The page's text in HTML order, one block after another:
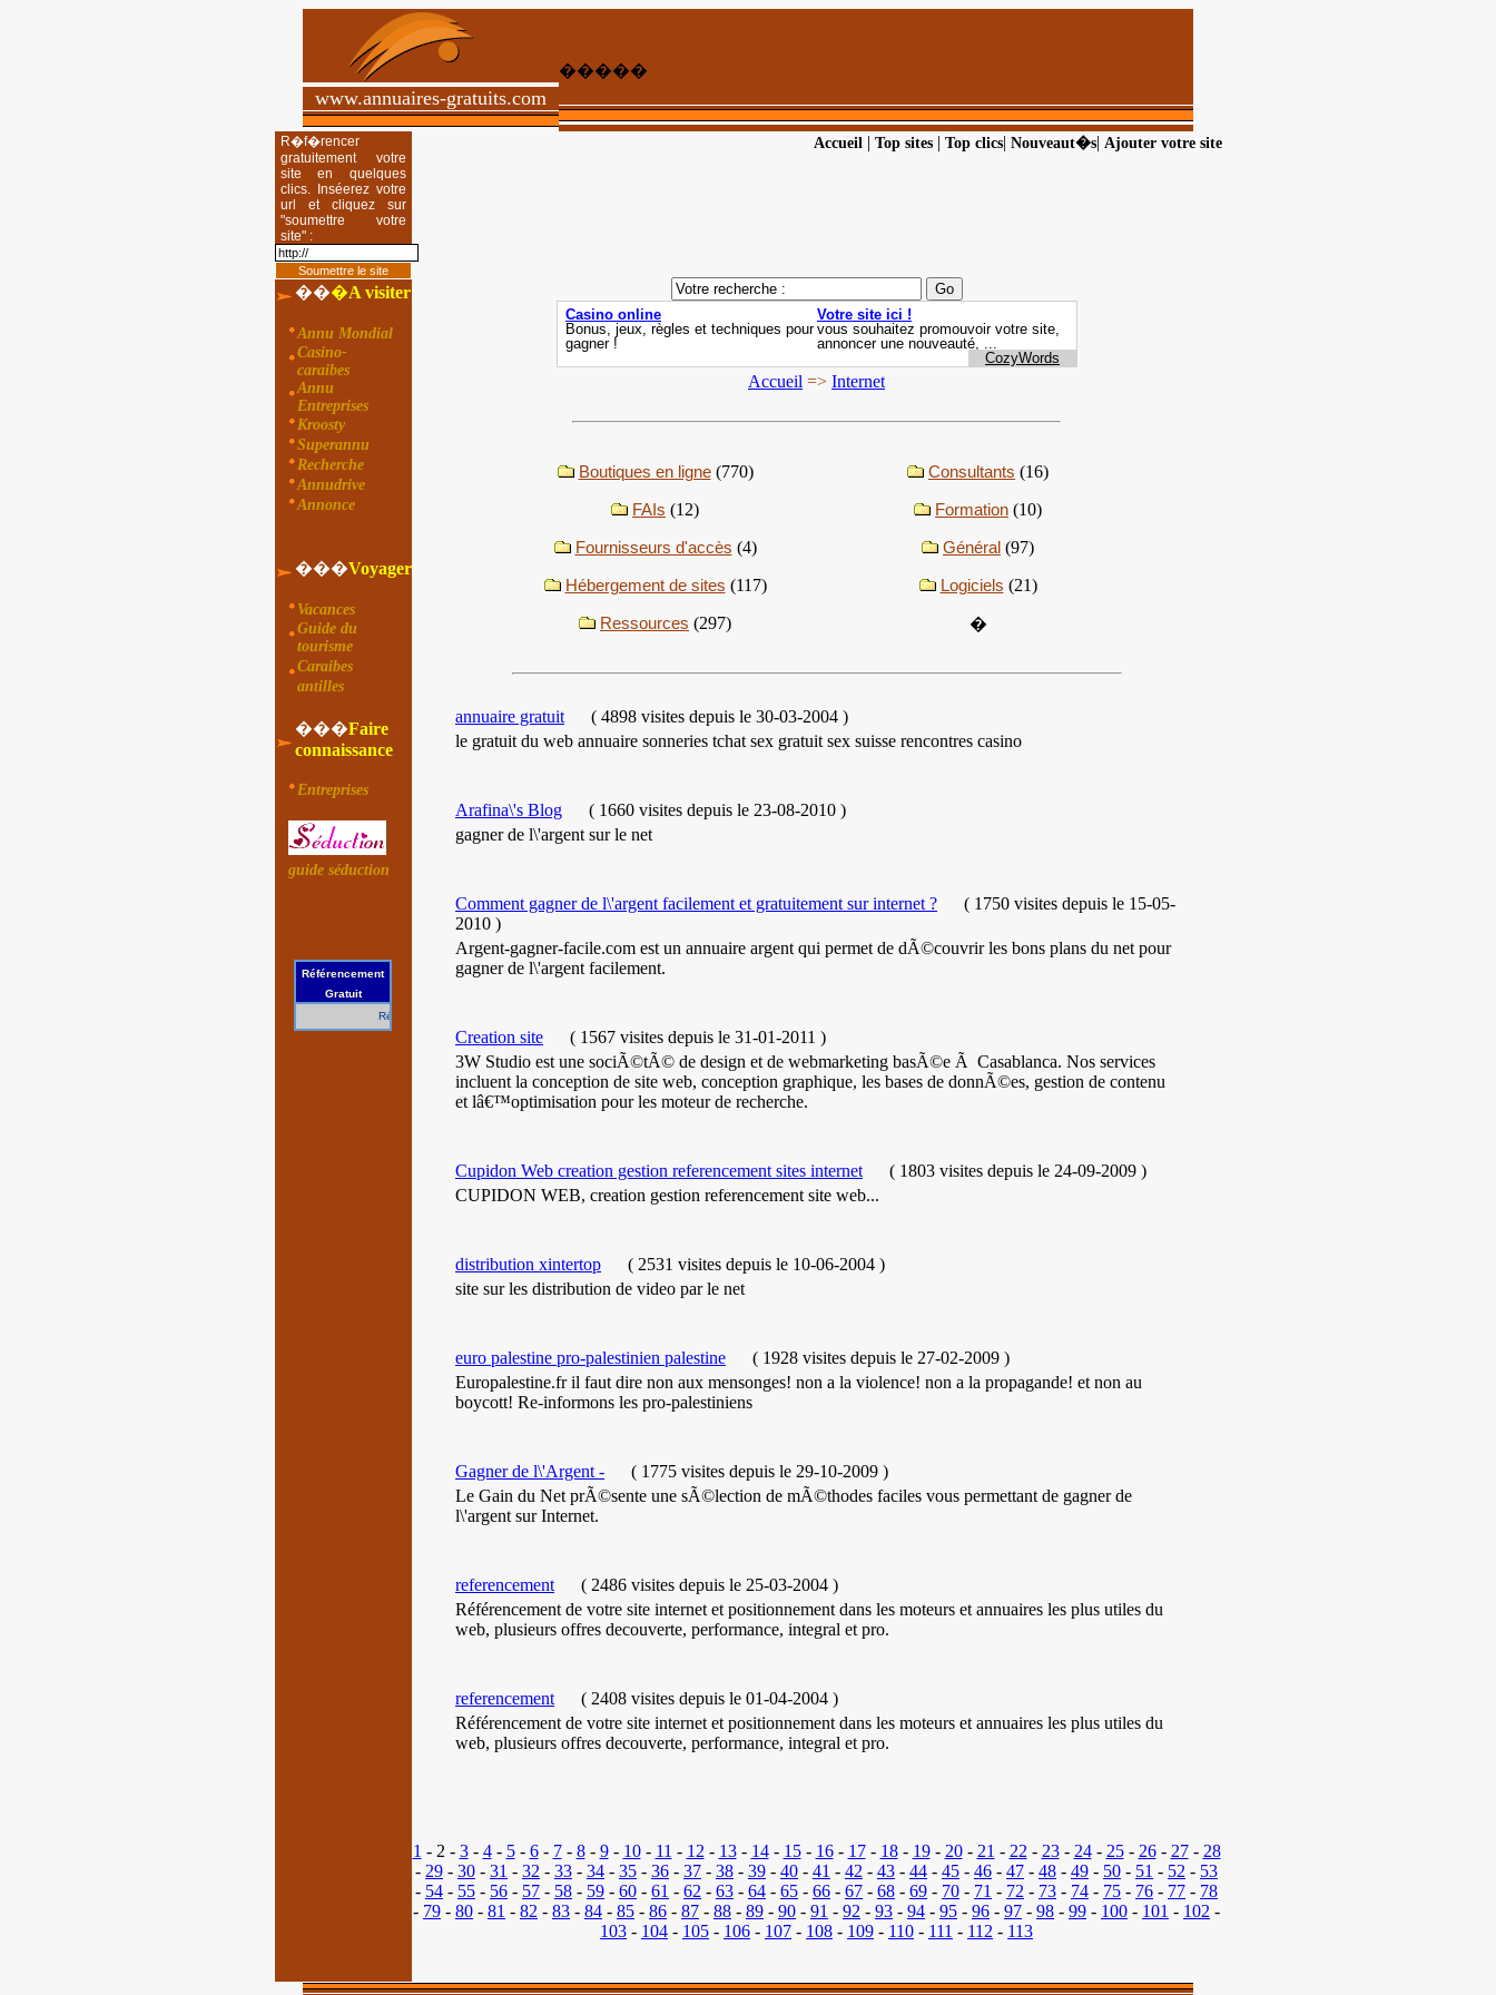
www.annuaires-gratuits.com
�����
R�f�rencer
gratuitement votre
site en quelques
clics. Inséerez votre
url et cliquez sur
"soumettre votre
site" :
���A visiter
Annu Mondial
Casino-
caraibes
Annu
Entreprises
Kroosty
Superannu
Recherche
Annudrive
Annonce
���Voyager
Vacances
Guide du
tourisme
Caraibes
antilles
���Faire
connaissance
Entreprises
guide séduction
Référencement
Gratuit
Référencez gratuitement votre site.
Accueil | Top sites| Top clics| Nouveaut�s| Ajouter votre site
Accueil => Internet
Boutiques en ligne (770) Consultants (16)
FAIs (12) Formation (10)
Fournisseurs d'accès (4) Général (97)
Hébergement de sites (117) Logiciels (21)
Ressources (297) �
annuaire gratuit ( 4898 visites depuis le 30-03-2004 )
le gratuit du web annuaire sonneries tchat sex gratuit sex suisse rencontres casino
Arafina\'s Blog ( 1660 visites depuis le 23-08-2010 )
gagner de l\'argent sur le net
Comment gagner de l\'argent facilement et gratuitement sur internet ? ( 1750 visites depuis le 15-05-
2010 )
Argent-gagner-facile.com est un annuaire argent qui permet de dÃ©couvrir les bons plans du net pour
gagner de l\'argent facilement.
Creation site ( 1567 visites depuis le 31-01-2011 )
3W Studio est une sociÃ©tÃ© de design et de webmarketing basÃ©e Ã Casablanca. Nos services
incluent la conception de site web, conception graphique, les bases de donnÃ©es, gestion de contenu
et lâ€™optimisation pour les moteur de recherche.
Cupidon Web creation gestion referencement sites internet ( 1803 visites depuis le 24-09-2009 )
CUPIDON WEB, creation gestion referencement site web...
distribution xintertop ( 2531 visites depuis le 10-06-2004 )
site sur les distribution de video par le net
euro palestine pro-palestinien palestine ( 1928 visites depuis le 27-02-2009 )
Europalestine.fr il faut dire non aux mensonges! non a la violence! non a la propagande! et non au
boycott! Re-informons les pro-palestiniens
Gagner de l\'Argent - ( 1775 visites depuis le 29-10-2009 )
Le Gain du Net prÃ©sente une sÃ©lection de mÃ©thodes faciles vous permettant de gagner de
l\'argent sur Internet.
referencement ( 2486 visites depuis le 25-03-2004 )
Référencement de votre site internet et positionnement dans les moteurs et annuaires les plus utiles du
web, plusieurs offres decouverte, performance, integral et pro.
referencement ( 2408 visites depuis le 01-04-2004 )
Référencement de votre site internet et positionnement dans les moteurs et annuaires les plus utiles du
web, plusieurs offres decouverte, performance, integral et pro.
1 - 2 - 3- 4- 5- 6- 7- 8- 9- 10- 11 - 12 - 13- 14- 15- 16- 17- 18- 19- 20- 21 - 22 - 23- 24- 25- 26- 27- 28
- 29 - 30 - 31 - 32 - 33 - 34 - 35 - 36 - 37 - 38 - 39 - 40 - 41 - 42 - 43 - 44 - 45 - 46 - 47 - 48 - 49 - 50 - 51 - 52 - 53
- 54 - 55 - 56 - 57 - 58 - 59 - 60 - 61 - 62 - 63 - 64 - 65 - 66 - 67 - 68 - 69 - 70 - 71 - 72 - 73 - 74 - 75 - 76 - 77 - 78
- 79 - 80 - 81 - 82 - 83 - 84 - 85 - 86 - 87 - 88 - 89 - 90 - 91 - 92 - 93 - 94 - 95 - 96 - 97 - 98 - 99 - 100 - 101 - 102 -
103 - 104 - 105 - 106 - 107 - 108 - 109 - 110 - 111 - 112 - 113